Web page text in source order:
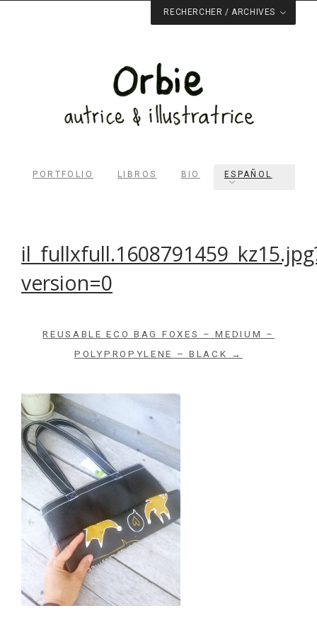
Rechercher dans le site
Archives du blog
RECHERCHER / ARCHIVES
PORTFOLIO LIBROS BIO ESPAÑOL
version=0
REUSABLE ECO BAG FOXES – MEDIUM –
POLYPROPYLENE – BLACK →